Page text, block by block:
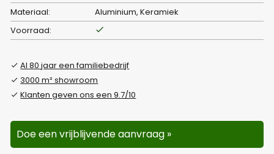
Materiaal:
Aluminium, Keramiek
Voorraad:
Al 80 jaar een familiebedrijf
3000 m² showroom
Klanten geven ons een 9.7/10
Doe een vrijblijvende aanvraag »